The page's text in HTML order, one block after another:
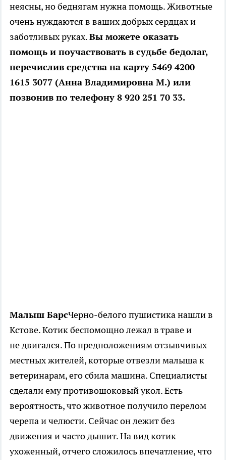
неясны, но беднягам нужна помощь. Животные
очень нуждаются в ваших добрых сердцах и
заботливых руках.Вы можете оказать
помощь и поучаствовать в судьбе бедолаг,
перечислив средства на карту 5469 4200
1615 3077 (Анна Владимировна М.) или
позвонив по телефону 8 920 251 70 33.
Малыш БарсЧерно-белого пушистика нашли в
Кстове. Котик беспомощно лежал в траве и
не двигался. По предположениям отзывчивых
местных жителей, которые отвезли малыша к
ветеринарам, его сбила машина. Специалисты
сделали ему противошоковый укол. Есть
вероятность, что животное получило перелом
черепа и челюсти. Сейчас он лежит без
движения и часто дышит. На вид котик
ухоженный, отчего сложилось впечатление, что